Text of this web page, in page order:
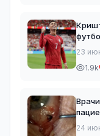
шести
23
1.9k
пациента. По
24